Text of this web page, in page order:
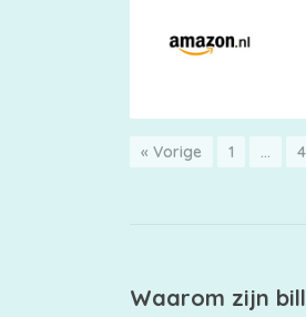
« Vorige 1 …
Waarom zijn